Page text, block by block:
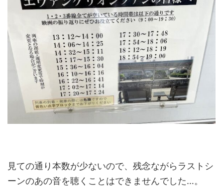
見ての通り本数が少ないので、残念ながらラストシ
ーンのあの音を聴くことはできませんでした…。